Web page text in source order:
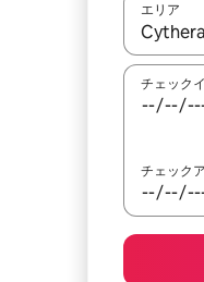
エリア
検索結
チェック
チェック